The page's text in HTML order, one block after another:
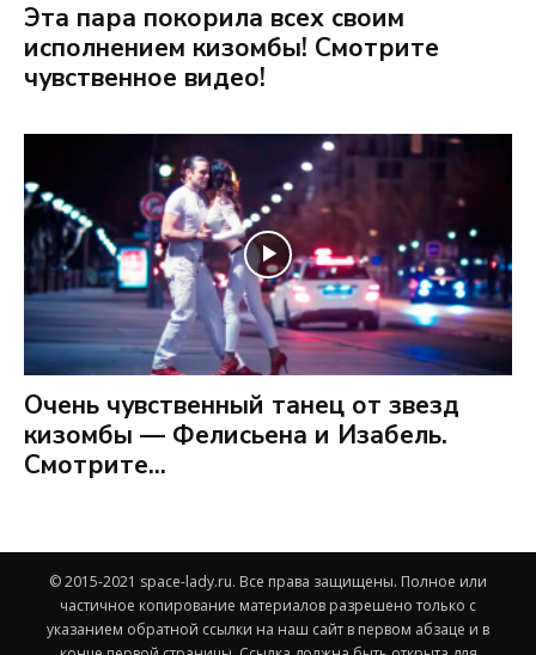
Эта пара покорила всех своим
исполнением кизомбы! Смотрите
чувственное видео!
Очень чувственный танец от звезд
кизомбы — Фелисьена и Изабель.
Смотрите...
© 2015-2021 space-lady.ru. Все права защищены. Полное или
частичное копирование материалов разрешено только с
указанием обратной ссылки на наш сайт в первом абзаце и в